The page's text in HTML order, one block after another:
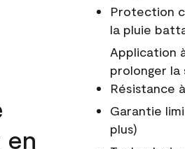
Protection
la pluie
Application
prolonger la
Résistance
Garantie
plus)